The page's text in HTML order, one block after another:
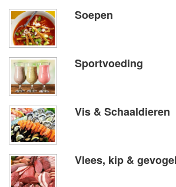
Soepen
Sportvoeding
Vis & Schaaldieren
Vlees, kip &